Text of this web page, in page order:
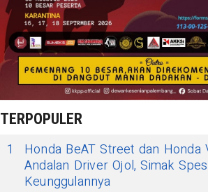
TERPOPULER
1
Honda BeAT Street dan Honda
Andalan Driver Ojol, Simak
Keunggulannya